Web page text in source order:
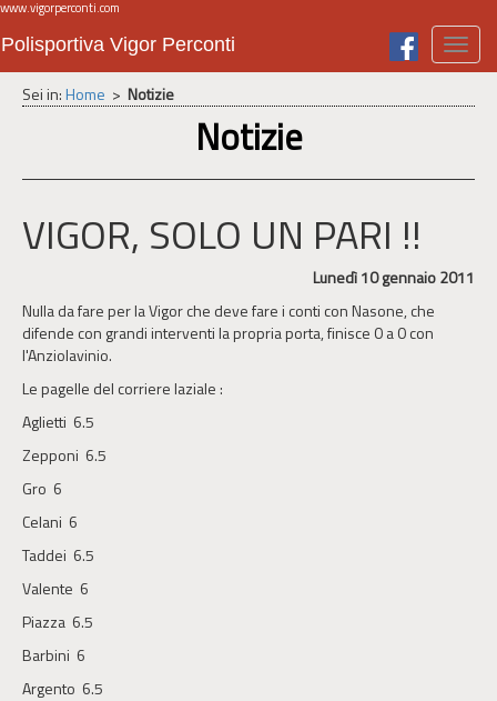
www.vigorperconti.com
Polisportiva Vigor Perconti
Sei in:Home > Notizie
Notizie
VIGOR, SOLO UN PARI !!
Lunedì 10 gennaio 2011
Nulla da fare per la Vigor che deve fare i conti con Nasone, che
difende con grandi interventi la propria porta, finisce 0 a 0 con
l'Anziolavinio.
Le pagelle del corriere laziale :
Aglietti 6.5
Zepponi 6.5
Gro 6
Celani 6
Taddei 6.5
Valente 6
Piazza 6.5
Barbini 6
Argento 6.5